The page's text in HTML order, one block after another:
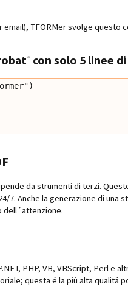
TFORMer svolge questo
® con solo 5 linee
da strumenti di terzi.
Anche la generazione di una
dell´attenzione.
PHP, VB, VBScript, Perl e
questa é la piú alta qualitá